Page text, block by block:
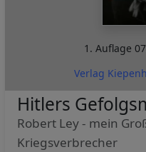
1. Auflage
Verlag
Hitlers
Robert Ley - mein
Kriegsverbrecher